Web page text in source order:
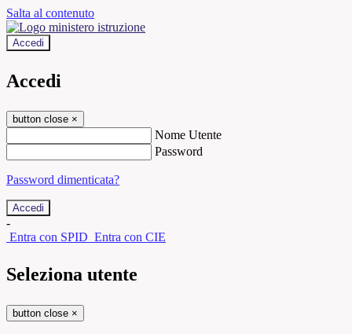
Salta al contenuto
Accedi
Accedi
button close ×
Nome Utente
Password
Password dimenticata?
-
Entra con SPID Entra con CIE
Seleziona utente
button close ×